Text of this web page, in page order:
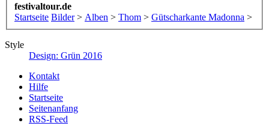
festivaltour.de
Startseite Bilder > Alben > Thom > Gütscharkante Madonna >
Style
Design: Grün 2016
Kontakt
Hilfe
Startseite
Seitenanfang
RSS-Feed